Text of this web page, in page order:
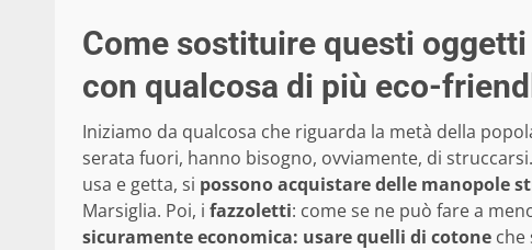
Come sostituire questi
con qualcosa di più eco-
Iniziamo da qualcosa che riguarda la metà della
serata fuori, hanno bisogno, ovviamente, di
usa e getta, si possono acquistare delle manopole
Marsiglia. Poi, i fazzoletti: come se ne può fare a
sicuramente economica: usare quelli di cotone che